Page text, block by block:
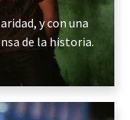
y con una
de la historia.